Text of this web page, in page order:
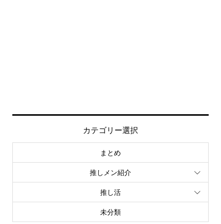
カテゴリー選択
まとめ
推しメン紹介
推し活
未分類